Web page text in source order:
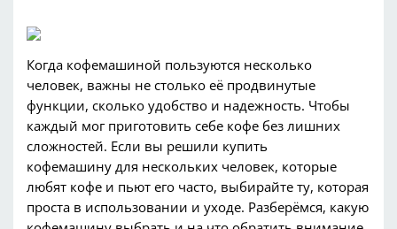
Когда кофемашиной пользуются несколько
человек, важны не столько её продвинутые
функции, сколько удобство и надежность. Чтобы
каждый мог приготовить себе кофе без лишних
сложностей. Если вы решили купить
кофемашинудля нескольких человек, которые
любят кофе и пьют его часто, выбирайте ту, которая
проста в использовании и уходе. Разберёмся, какую